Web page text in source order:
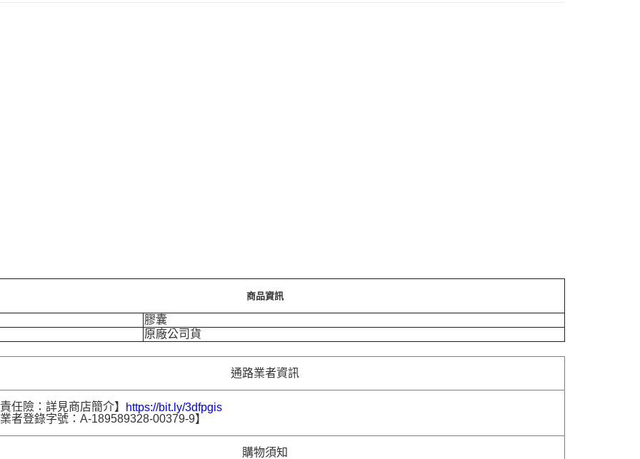
商品資訊
膠囊
原廠公司貨
通路業者資訊
任險：詳見商店簡介】
https://bit.ly/3dfpgis
者登錄字號：A-189589328-00379-9】
購物須知